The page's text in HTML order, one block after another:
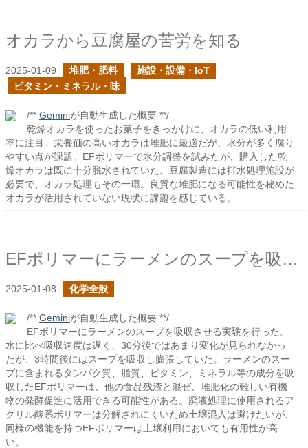
オカラから豆腐屋の苦労を知る
2025-01-09 堆肥・肥料
施設・設備・IoT
ビタミン・ミネラル・味
/** Geminiが自動生成した概要 **/
乾燥オカラを使ったお菓子をきっかけに、オカラの低い利用
率に注目。栄養価の高いオカラは堆肥に最適だが、水分が多く腐り
やすい点が課題。EFポリマーで水分調整を試みたが、購入した乾
燥オカラは既に十分脱水されていた。豆腐製造には排水処理施設が
必要で、オカラ処理もその一環。良質な堆肥になる可能性を秘めた
オカラが活用されていない現状に課題を感じている。
EFポリマーにラーメンのスープを吸わせてみた
2025-01-08 化学全般
/** Geminiが自動生成した概要 **/
EFポリマーにラーメンのスープを吸収させる実験を行った。
水に比べ吸収速度は遅く、30分後ではあまり変化が見られなかっ
たが、3時間後にはスープを吸収し膨張していた。ラーメンのスー
プに含まれるタンパク質、脂質、ビタミン、ミネラル等の成分を吸
収したEFポリマーは、他の食品残渣と混ぜ、堆肥化の難しい有機
物の発酵促進に活用できる可能性がある。廃液処理に使用されるア
クリル酸系ポリマーは分解されにくいため土壌混入は避けたいが、
同様の機能を持つEFポリマーは土壌利用においても有用性が高
い。